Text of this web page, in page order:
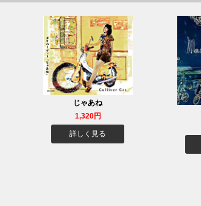
じゃあね
1,320円
詳しく見る